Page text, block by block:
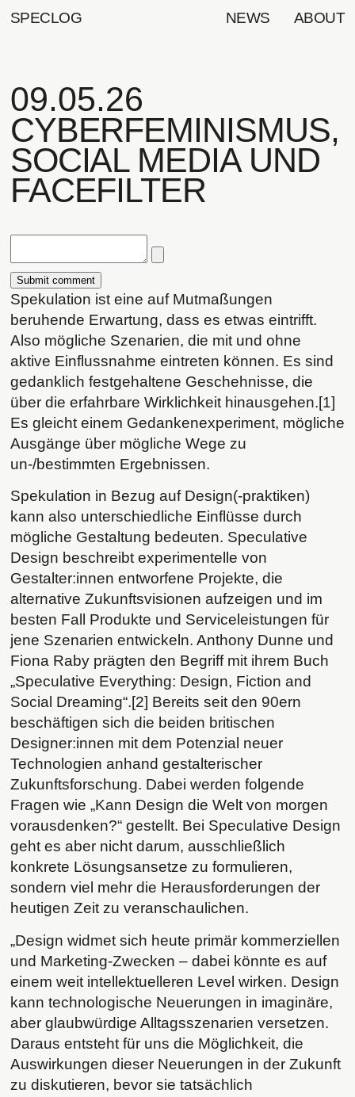
SPECLOG NEWS ABOUT
09.05.26
CYBERFEMINISMUS,
SOCIAL MEDIA UND
FACEFILTER
Spekulation ist eine auf Mutmaßungen
beruhende Erwartung, dass es etwas eintrifft.
Also mögliche Szenarien, die mit und ohne
aktive Einflussnahme eintreten können. Es sind
gedanklich festgehaltene Geschehnisse, die
über die erfahrbare Wirklichkeit hinausgehen.[1]
Es gleicht einem Gedankenexperiment, mögliche
Ausgänge über mögliche Wege zu
un-/bestimmten Ergebnissen.
Spekulation in Bezug auf Design(-praktiken)
kann also unterschiedliche Einflüsse durch
mögliche Gestaltung bedeuten. Speculative
Design beschreibt experimentelle von
Gestalter:innen entworfene Projekte, die
alternative Zukunftsvisionen aufzeigen und im
besten Fall Produkte und Serviceleistungen für
jene Szenarien entwickeln. Anthony Dunne und
Fiona Raby prägten den Begriff mit ihrem Buch
„Speculative Everything: Design, Fiction and
Social Dreaming“.[2] Bereits seit den 90ern
beschäftigen sich die beiden britischen
Designer:innen mit dem Potenzial neuer
Technologien anhand gestalterischer
Zukunftsforschung. Dabei werden folgende
Fragen wie „Kann Design die Welt von morgen
vorausdenken?“ gestellt. Bei Speculative Design
geht es aber nicht darum, ausschließlich
konkrete Lösungsansetze zu formulieren,
sondern viel mehr die Herausforderungen der
heutigen Zeit zu veranschaulichen.
„Design widmet sich heute primär kommerziellen
und Marketing-Zwecken – dabei könnte es auf
einem weit intellektuelleren Level wirken. Design
kann technologische Neuerungen in imaginäre,
aber glaubwürdige Alltagsszenarien versetzen.
Daraus entsteht für uns die Möglichkeit, die
Auswirkungen dieser Neuerungen in der Zukunft
zu diskutieren, bevor sie tatsächlich